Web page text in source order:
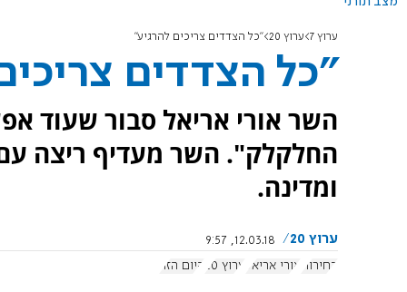
ערוץ 7 ערוץ 20 "כל הצדדים צריכים להרגיע"
"כל הצדדים
השר אורי אריאל סבור שעוד
החלקלק". השר מעדיף ריצה
ומדינה.
ערוץ 20
12.03.18, 9:57
בחירות
אורי אריאל ערוץ 20 היום הזה